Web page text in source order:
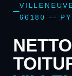
66180 —